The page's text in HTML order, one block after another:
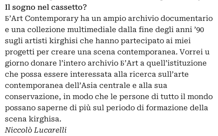
Il sogno nel cassetto?
Б’Art Contemporary ha un ampio archivio documentario
e una collezione multimediale dalla fine degli anni ’90
sugli artisti kirghisi che hanno partecipato ai miei
progetti per creare una scena contemporanea. Vorrei u
giorno donare l’intero archivio Б’Art a quell’istituzione
che possa essere interessata alla ricerca sull’arte
contemporanea dell’Asia centrale e alla sua
conservazione, in modo che le persone di tutto il mondo
possano saperne di più sul periodo di formazione della
scena kirghisa.
Niccolò Lucarelli